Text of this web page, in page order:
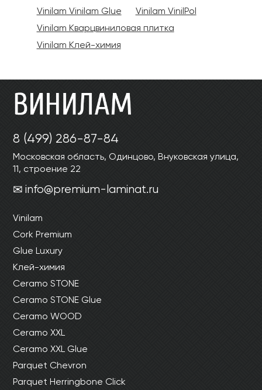
Vinilam Vinilam Glue
Vinilam VinilPol
Vinilam Кварцвиниловая плитка
Vinilam Клей-химия
8 (499) 286-87-84
Московская область, Одинцово, Внуковская улица,
11, строение 22
info@premium-laminat.ru
Vinilam
Cork Premium
Glue Luxury
Клей-химия
Ceramo STONE
Ceramo STONE Glue
Ceramo WOOD
Ceramo XXL
Ceramo XXL Glue
Parquet Chevron
Parquet Herringbone Click